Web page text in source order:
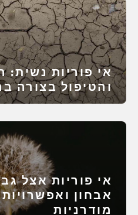
אי פוריות נשית:
והטיפול בצורה
אי פוריות אצל
אבחון
מודרניות